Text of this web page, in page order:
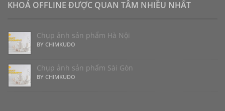
KHOÁ OFFLINE ĐƯỢC QUAN TÂM NHIỀU NHẤT
Chụp ảnh sản phẩm Hà Nội
BY CHIMKUDO
Chụp ảnh sản phẩm Sài Gòn
BY CHIMKUDO